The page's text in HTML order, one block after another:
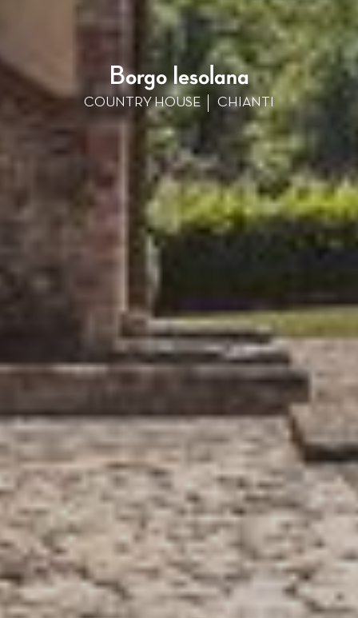
Borgo Iesolana
COUNTRY HOUSE CHIANTI